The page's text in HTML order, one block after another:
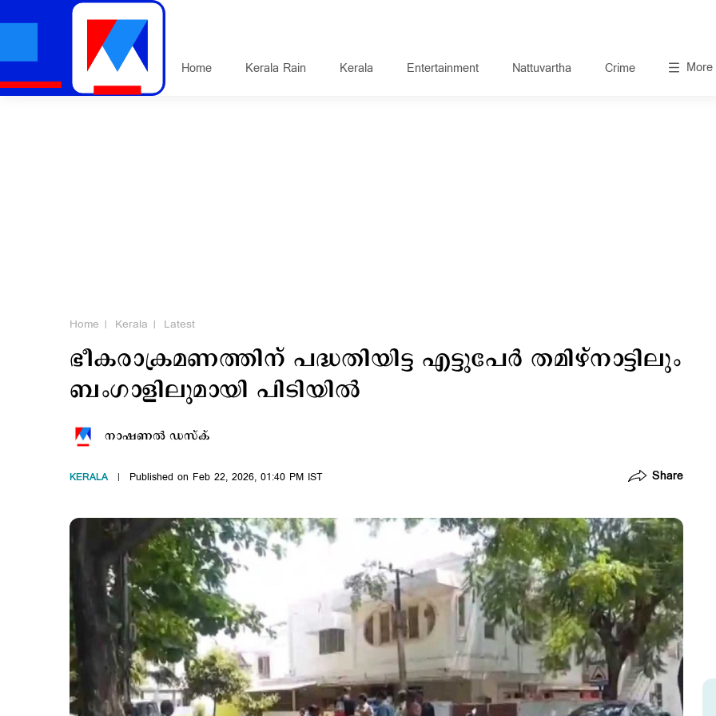
Home Kerala Rain Kerala Entertainment Nattuvartha Crime More
Home Kerala Latest
ഭീകരാക്രമണത്തിന് പദ്ധതിയിട്ട എട്ടുപേർ തമിഴ്നാട്ടിലും
ബംഗാളിലുമായി പിടിയിൽ
നാഷണല്‍ ഡസ്ക്
KERALA Published on Feb 22, 2026, 01:40 PM IST Share